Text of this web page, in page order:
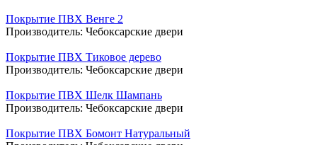
Покрытие ПВХ Венге 2
Производитель: Чебоксарские двери
Покрытие ПВХ Тиковое дерево
Производитель: Чебоксарские двери
Покрытие ПВХ Шелк Шампань
Производитель: Чебоксарские двери
Покрытие ПВХ Бомонт Натуральный